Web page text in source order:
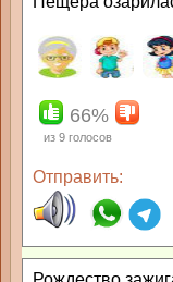
66%
из 9 голосов
Отправить: